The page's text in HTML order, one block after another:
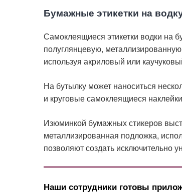
Бумажные этикетки на
Самоклеящиеся этикетки водки на
полуглянцевую,
используя акриловый или
На бутылку может наноситься
и круговые самоклеящиеся
Изюминкой бумажных стикеров
металлизированная подложка,
позволяют создать исключительно
Наши сотрудники готовы